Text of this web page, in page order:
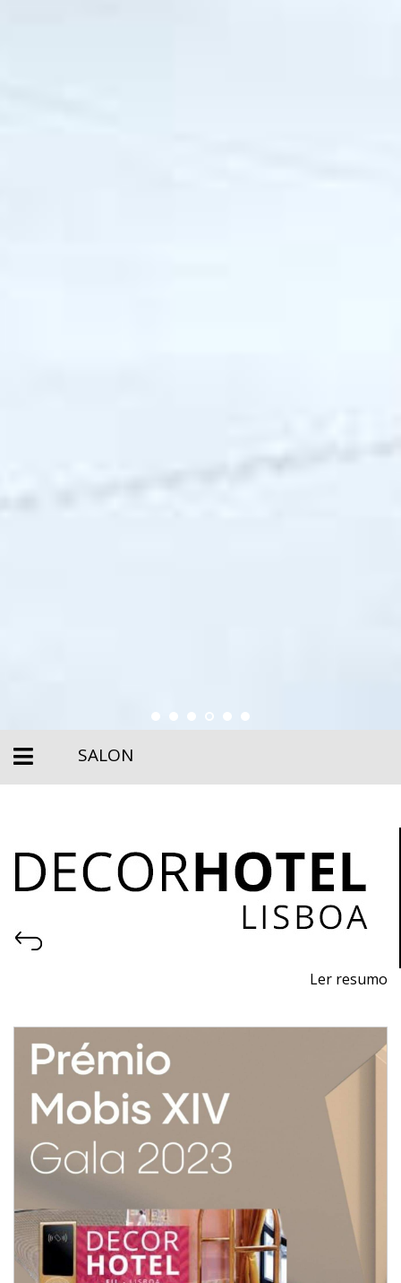
SALON
Ler resumo
construction, de la décoration, de l'équipement, des
produits et services pour les hôtels.
26 au 28 octobre 2023 - FIL - Lisboa
Du jeudi au samedi - 10h / 19h